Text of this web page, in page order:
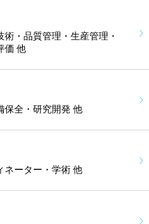
・品質管理・生産管理・
価 他
保全・研究開発 他
ネーター・学術 他